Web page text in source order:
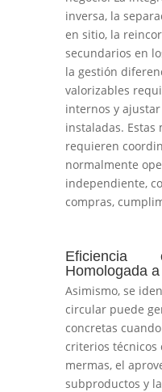
inversa, la
en sitio, la
secundarios en
la gestión
valorizables
internos y
instaladas. Estas
requieren
normalmente
independiente,
compras,
Eficiencia
Homologada
Asimismo, se
circular puede
concretas
criterios técnicos
mermas, el
subproductos y